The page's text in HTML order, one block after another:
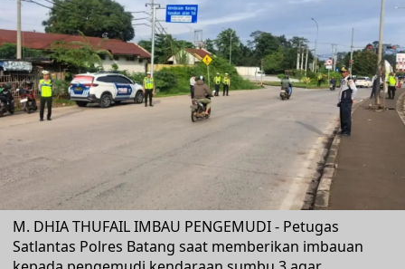
M. DHIA THUFAIL IMBAU PENGEMUDI - Petugas
Satlantas Polres Batang saat memberikan imbauan